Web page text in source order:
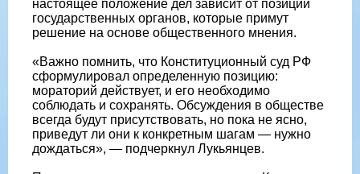
настоящее положение дел зависит от позиции
государственных органов, которые примут
решение на основе общественного мнения.
«Важно помнить, что Конституционный суд РФ
сформулировал определенную позицию:
мораторий действует, и его необходимо
соблюдать и сохранять. Обсуждения в обществе
всегда будут присутствовать, но пока не ясно,
приведут ли они к конкретным шагам — нужно
дождаться», — подчеркнул Лукьянцев.